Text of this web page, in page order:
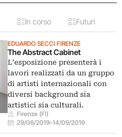
In corso Futuri
EDUARDO SECCI FIRENZE
The Abstract Cabinet
L’esposizione presenterà i
lavori realizzati da un gruppo
di artisti internazionali con
diversi background sia
artistici sia culturali.
Firenze (FI)
29/06/2019–14/09/2019